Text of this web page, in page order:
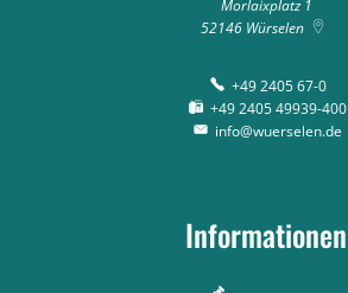
Morlaixplatz 1
52146 Würselen
+49 2405 67-0
+49 2405 49939-400
info@wuerselen.de
Informationen